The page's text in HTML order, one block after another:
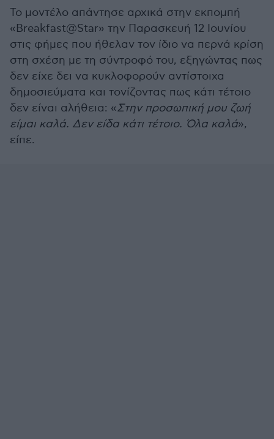
Το μοντέλο απάντησε αρχικά στην εκπομπή
«Breakfast@Star» την Παρασκευή 12 Ιουνίου
στις φήμες που ήθελαν τον ίδιο να περνά κρίση
στη σχέση με τη σύντροφό του, εξηγώντας πως
δεν είχε δει να κυκλοφορούν αντίστοιχα
δημοσιεύματα και τονίζοντας πως κάτι τέτοιο
δεν είναι αλήθεια: «Στην προσωπική μου ζωή
είμαι καλά. Δεν είδα κάτι τέτοιο. Όλα καλά»,
είπε.